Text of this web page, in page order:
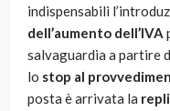
indispensabili
dell’aumento dell’IVA
salvaguardia a partire
lo stop al
posta è arrivata la